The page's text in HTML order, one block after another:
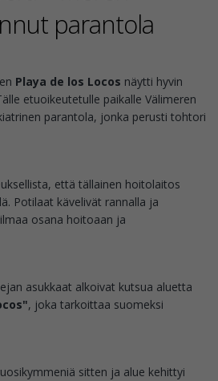
parantola
Playa de los Locos näytti hyvin
etuoikeutetulle paikalle Välimeren
parantola, jonka perusti tohtori
että tällainen hoitolaitos
Potilaat kävelivät rannalla ja
osana hoitoaan ja
asukkaat alkoivat kutsua aluetta
, joka tarkoittaa suomeksi
sitten ja alue kehittyi